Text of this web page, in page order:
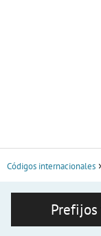
Códigos internacionales